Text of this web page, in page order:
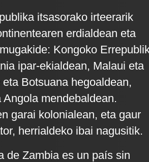
itsasorako irteerarik
erdialdean eta
Kongoko
ipar-ekialdean, Malaui eta
Botsuana hegoaldean,
mendebaldean.
garai kolonialean, eta gaur
herrialdeko ibai nagusitik.
de Zambia es un país sin